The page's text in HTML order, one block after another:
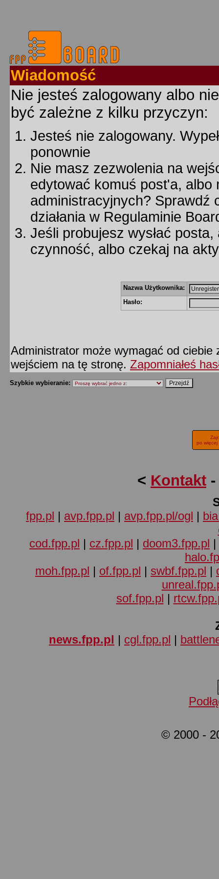
Wiadomość
Nie jesteś zalogowany albo
być zależne z kilku przyczyn:
Jesteś nie zalogowany.
ponownie
Nie masz zezwolenia na
edytować komuś post'a, albo
administracyjnych? Sprawdź
działania w Regulaminie
Jeśli probujesz wysłać
czynność, albo czekaj na
Nazwa Użytkownika:
Hasło:
Administrator może wymagać od
wejściem na tę stronę. Zapomniałeś
Szybkie wybieranie:
po więcej
< Kontakt
fpp.pl | avp.fpp.pl | avp.fpp.pl/ogl |
cod.fpp.pl | cz.fpp.pl | doom3.fpp.pl |
moh.fpp.pl | of.fpp.pl | swbf.fpp.pl |
sof.fpp.pl |
news.fpp.pl | cgl.fpp.pl |
© 2000 -